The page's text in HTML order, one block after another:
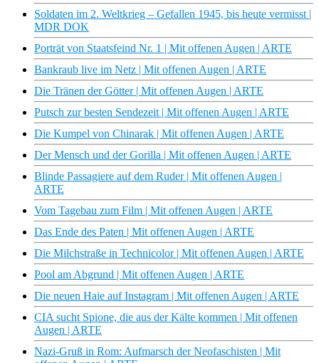
Soldaten im 2. Weltkrieg – Gefallen 1945, bis heute vermisst |
MDR DOK
Porträt von Staatsfeind Nr. 1 | Mit offenen Augen | ARTE
Bankraub live im Netz | Mit offenen Augen | ARTE
Die Tränen der Götter | Mit offenen Augen | ARTE
Putsch zur besten Sendezeit | Mit offenen Augen | ARTE
Die Kumpel von Chinarak | Mit offenen Augen | ARTE
Der Mensch und der Gorilla | Mit offenen Augen | ARTE
Blinde Passagiere auf dem Ruder | Mit offenen Augen |
ARTE
Vom Tagebau zum Film | Mit offenen Augen | ARTE
Das Ende des Paten | Mit offenen Augen | ARTE
Die Milchstraße in Technicolor | Mit offenen Augen | ARTE
Pool am Abgrund | Mit offenen Augen | ARTE
Die neuen Haie auf Instagram | Mit offenen Augen | ARTE
CIA sucht Spione, die aus der Kälte kommen | Mit offenen
Augen | ARTE
Nazi-Gruß in Rom: Aufmarsch der Neofaschisten | Mit